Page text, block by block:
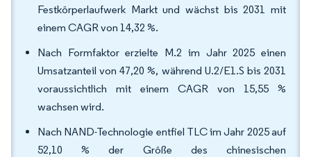
Festkörperlaufwerk Markt und wächst bis 2031 mit
einem CAGR von 14,32 %.
Nach Formfaktor erzielte M.2 im Jahr 2025 einen
Umsatzanteil von 47,20 %, während U.2/E1.S bis 2031
voraussichtlich mit einem CAGR von 15,55 %
wachsen wird.
Nach NAND-Technologie entfiel TLC im Jahr 2025 auf
52,10 % der Größe des chinesischen